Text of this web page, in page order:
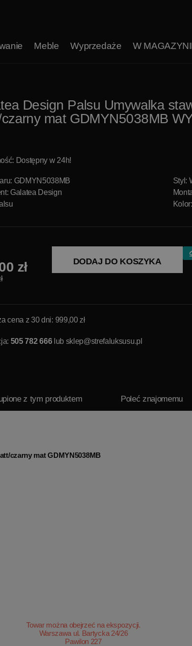
Meble Wyprzedaże W
Design Palsu Umywalka
mat GDMYN5038MB
Dostępny w 24h!
GDMYN5038MB
Galatea Design
Styl:
zł DODAJ DO KOSZYKA
cena z 30 dni: 999,00 zł
505 782 666lub sklep@strefaluksusu.pl
z tym produktem Poleć znajomemu
czarny mat GDMYN5038MB
Towar można obejrzeć na ekspozycji.
Warszawa ul. Bartycka 24/26
Pawilon 227